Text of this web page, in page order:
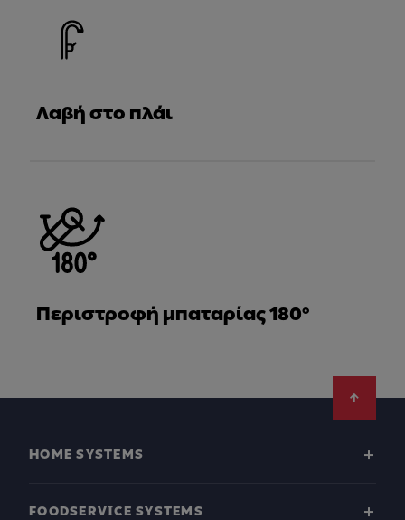
Λαβή στο πλάι
Περιστροφή μπαταρίας 180°
HOME SYSTEMS
FOODSERVICE SYSTEMS